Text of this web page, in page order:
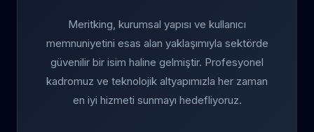
Meritking, kurumsal yapısı ve kullanıcı
memnuniyetini esas alan yaklaşımıyla sektörde
güvenilir bir isim haline gelmiştir. Profesyonel
kadromuz ve teknolojik altyapımızla her zaman
en iyi hizmeti sunmayı hedefliyoruz.